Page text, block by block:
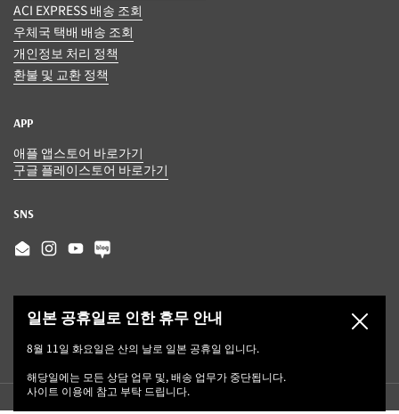
ACI EXPRESS 배송 조회
우체국 택배 배송 조회
개인정보 처리 정책
환불 및 교환 정책
APP
애플 앱스토어 바로가기
구글 플레이스토어 바로가기
SNS
EmailInstagram
YouTube
일본 공휴일로 인한 휴무 안내
8월 11일 화요일은 산의 날로 일본 공휴일 입니다.
해당일에는 모든 상담 업무 및, 배송 업무가 중단됩니다.
사이트 이용에 참고 부탁 드립니다.
닫기